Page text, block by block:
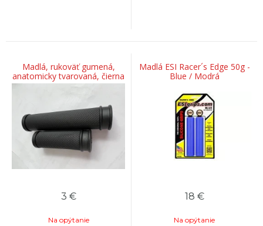
Madlá, rukoväť gumená,
anatomicky tvarovaná, čierna
3 €
Na opýtanie
Madlá ESI Racer´s Edge 50g -
Blue / Modrá
18 €
Na opýtanie